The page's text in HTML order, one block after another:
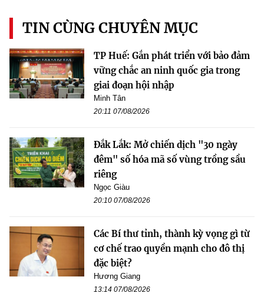
TIN CÙNG CHUYÊN MỤC
TP Huế: Gắn phát triển với bảo đảm
vững chắc an ninh quốc gia trong
giai đoạn hội nhập
Minh Tân
20:11 07/08/2026
Đắk Lắk: Mở chiến dịch "30 ngày
đêm" số hóa mã số vùng trồng sầu
riêng
Ngọc Giàu
20:10 07/08/2026
Các Bí thư tỉnh, thành kỳ vọng gì từ
cơ chế trao quyền mạnh cho đô thị
đặc biệt?
Hương Giang
13:14 07/08/2026